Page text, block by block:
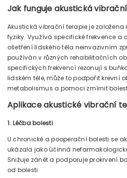
Jak funguje akustická
Akustická vibrační terapie je
fyziky. Využívá specifické frekvence a
ošetření lidského těla neinvazivním
používán v různých rehabilitačních
specifických frekvencí rezonují s
lidském těle, může to podpořit krevní
metabolismus a pomoci zmírnit
Aplikace akustické vibrační
1. Léčba bolesti
U chronické a pooperační bolesti se
ukázala jako účinná
Snižuje zánět a podporuje prokrvení
od bolesti.